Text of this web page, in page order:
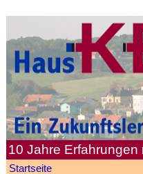
10 Jahre Erfahrungen
Startseite